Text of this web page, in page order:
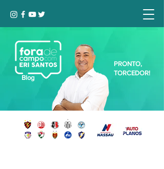
Blog
PRONTO,
TORCEDOR!